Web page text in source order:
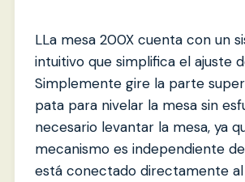
LLa mesa 200X cuenta con un
intuitivo que simplifica el ajuste
Simplemente gire la parte
pata para nivelar la mesa sin
necesario levantar la mesa, ya
mecanismo es independiente
está conectado directamente al